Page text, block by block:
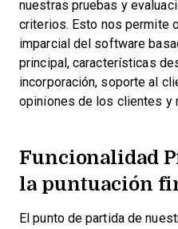
nuestras pruebas y
criterios. Esto nos permite
imparcial del software
principal, características
incorporación, soporte al
opiniones de los clientes y
Funcionalidad
la puntuación
El punto de partida de